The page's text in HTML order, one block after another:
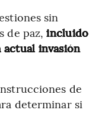
sin
de paz, incluido
invasión
de
determinar si